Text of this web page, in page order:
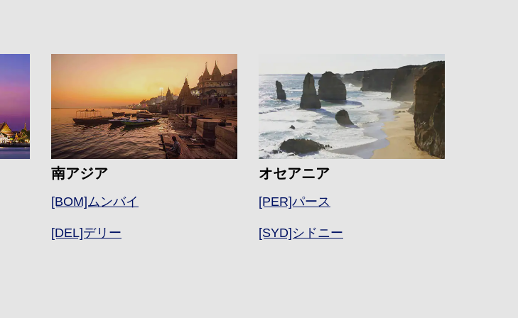
南アジア
[BOM]ムンバイ
[DEL]デリー
オセアニア
[PER]パース
[SYD]シドニー